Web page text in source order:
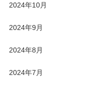
2024年10月
2024年9月
2024年8月
2024年7月